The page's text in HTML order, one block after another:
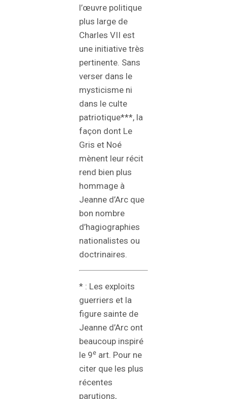
l’œuvre politique
plus large de
Charles VII est
une initiative très
pertinente. Sans
verser dans le
mysticisme ni
dans le culte
patriotique***, la
façon dont Le
Gris et Noé
mènent leur récit
rend bien plus
hommage à
Jeanne d’Arc que
bon nombre
d’hagiographies
nationalistes ou
doctrinaires.
* : Les exploits
guerriers et la
figure sainte de
Jeanne d’Arc ont
beaucoup inspiré
le 9e art. Pour ne
citer que les plus
récentes
parutions,